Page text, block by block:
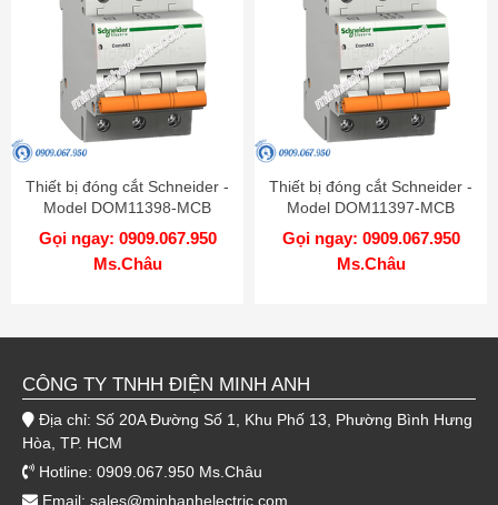
Thiết bị đóng cắt Schneider -
Model DOM11398-MCB
Gọi ngay: 0909.067.950
Ms.Châu
Thiết bị đóng cắt Schneider -
Model DOM11397-MCB
Gọi ngay: 0909.067.950
Ms.Châu
CÔNG TY TNHH ĐIỆN MINH ANH
Địa chỉ: Số 20A Đường Số 1, Khu Phố 13, Phường Bình Hưng
Hòa, TP. HCM
Hotline: 0909.067.950 Ms.Châu
Email: sales@minhanhelectric.com